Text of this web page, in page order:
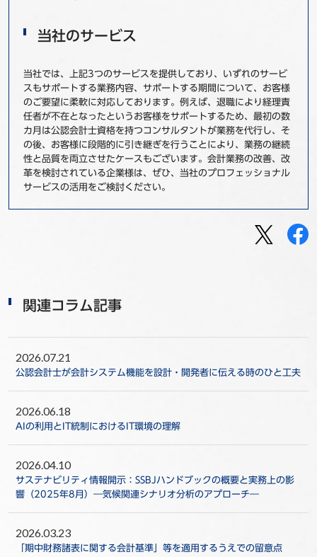
当社のサービス
当社では、上記3つのサービスを提供しており、いずれのサービ
スもサポートする業務内容、サポートする期間について、お客様
のご要望に柔軟に対応しております。例えば、退職により経理責
任者が不在となったというお客様をサポートするため、最初の数
カ月は公認会計士資格を持つコンサルタントが業務を代行し、そ
の後、お客様に段階的に引き継ぎを行うことにより、業務の継続
性と品質を両立させたケースもございます。会計業務の改善、改
革を検討されている企業様は、ぜひ、当社のプロフェッショナル
サービスの活用をご検討ください。
関連コラム記事
2026.07.21
公認会計士が会計システム機能を設計・開発者に伝える時のひと工夫
2026.06.18
AIの利用とIT統制におけるIT環境の理解
2026.04.10
サステナビリティ情報開示：SSBJハンドブックの概要と実務上の影
響（2025年8月）―気候関連シナリオ分析のアプローチ―
2026.03.23
「期中財務諸表に関する会計基準」等を適用するうえでの留意点